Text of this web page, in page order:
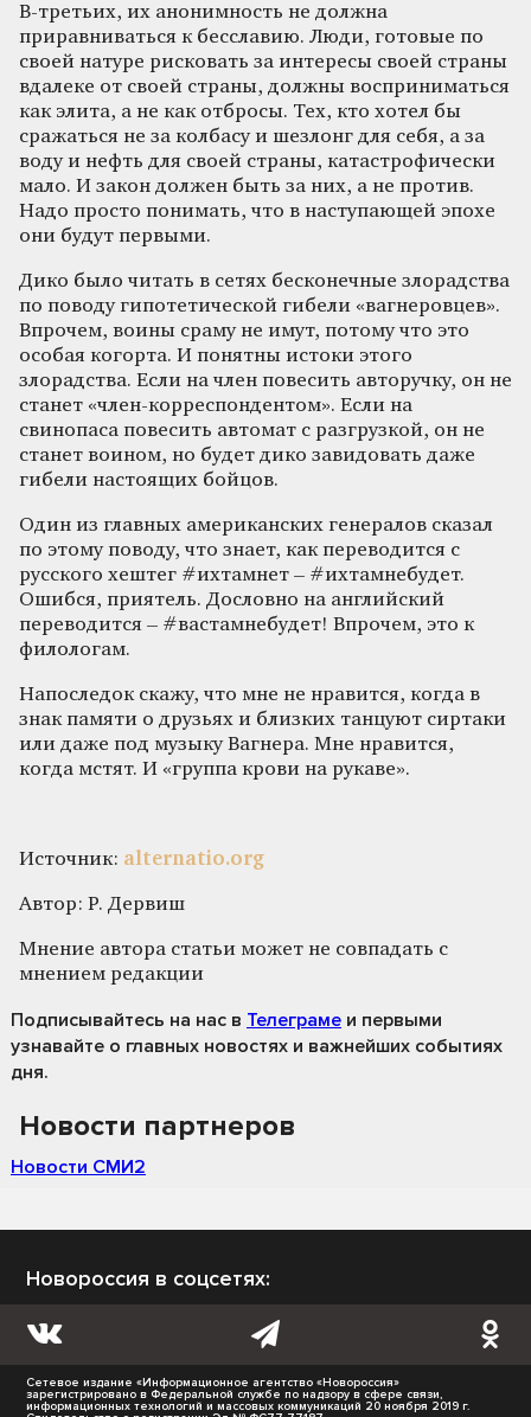
В-третьих, их анонимность не должна
приравниваться к бесславию. Люди, готовые по
своей натуре рисковать за интересы своей страны
вдалеке от своей страны, должны восприниматься
как элита, а не как отбросы. Тех, кто хотел бы
сражаться не за колбасу и шезлонг для себя, а за
воду и нефть для своей страны, катастрофически
мало. И закон должен быть за них, а не против.
Надо просто понимать, что в наступающей эпохе
они будут первыми.
Дико было читать в сетях бесконечные злорадства
по поводу гипотетической гибели «вагнеровцев».
Впрочем, воины сраму не имут, потому что это
особая когорта. И понятны истоки этого
злорадства. Если на член повесить авторучку, он не
станет «член-корреспондентом». Если на
свинопаса повесить автомат с разгрузкой, он не
станет воином, но будет дико завидовать даже
гибели настоящих бойцов.
Один из главных американских генералов сказал
по этому поводу, что знает, как переводится с
русского хештег #ихтамнет – #ихтамнебудет.
Ошибся, приятель. Дословно на английский
переводится – #вастамнебудет! Впрочем, это к
филологам.
Напоследок скажу, что мне не нравится, когда в
знак памяти о друзьях и близких танцуют сиртаки
или даже под музыку Вагнера. Мне нравится,
когда мстят. И «группа крови на рукаве».
Источник: alternatio.org
Автор: Р. Дервиш
Мнение автора статьи может не совпадать с
мнением редакции
Подписывайтесь на нас в Телеграме и первыми
узнавайте о главных новостях и важнейших событиях
дня.
Новости партнеров
Новости СМИ2
Новороссия в соцсетях:
Сетевое издание «Информационное агентство «Новороссия»
зарегистрировано в Федеральной службе по надзору в сфере связи,
информационных технологий и массовых коммуникаций 20 ноября 2019 г.